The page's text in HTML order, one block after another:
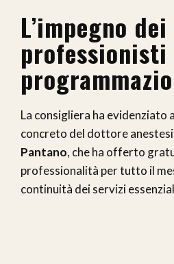
L’impegno dei
professionisti
La consigliera ha evidenziato
concreto del dottore
Pantano, che ha offerto
professionalità per tutto il
continuità dei servizi